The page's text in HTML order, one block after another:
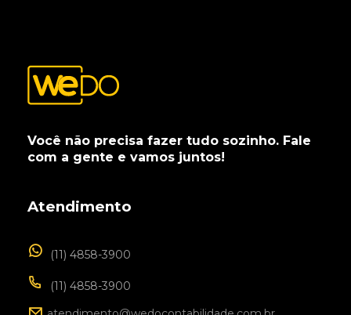
Você não precisa fazer tudo sozinho. Fale
com a gente e vamos juntos!
Atendimento
(11) 4858-3900
(11) 4858-3900